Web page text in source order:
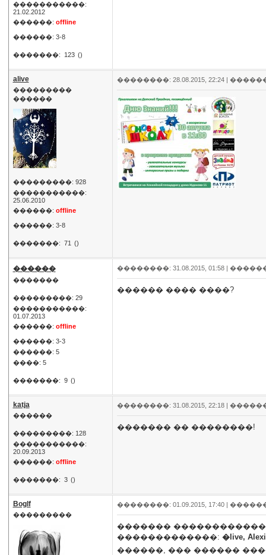
�����������:
21.02.2012
������: offline
������: 3-8
�������: 123 ()
alive
���������
������
���������: 928
�����������:
25.06.2010
������: offline
������: 3-8
�������: 71 ()
��������: 28.08.2015, 22:24 |
������
�������
���������: 29
�����������:
01.07.2013
������: offline
������: 3-3
������: 5
����: 5
�������: 9 ()
��������: 31.08.2015, 01:58 |
������ ���� ����?
katja
������
���������: 128
�����������:
20.09.2013
������: offline
�������: 3 ()
��������: 31.08.2015, 22:18 |
������� �� ��������!
Boglf
���������
��������: 01.09.2015, 17:40 |
�������
�������������: �live,
������, ��� ������